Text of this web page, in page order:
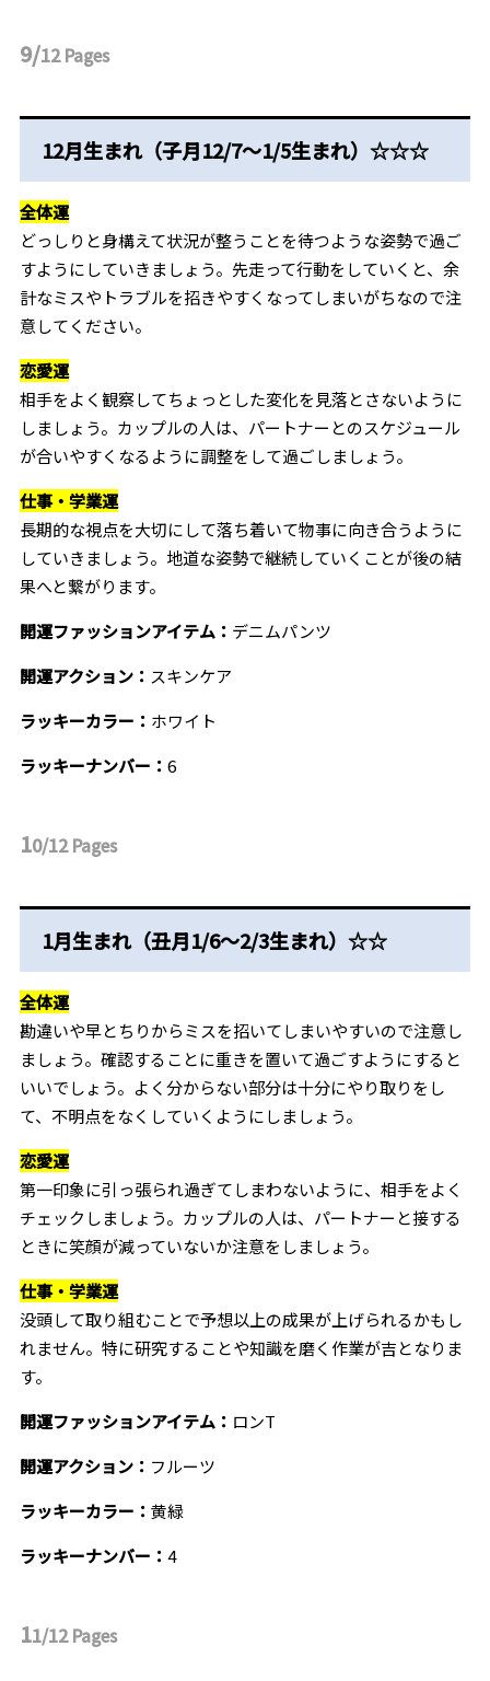
9/12Pages
12月生まれ（子月12/7～1/5生まれ）☆☆☆
全体運
どっしりと身構えて状況が整うことを待つような姿勢で過ご
すようにしていきましょう。先走って行動をしていくと、余
計なミスやトラブルを招きやすくなってしまいがちなので注
意してください。
恋愛運
相手をよく観察してちょっとした変化を見落とさないように
しましょう。カップルの人は、パートナーとのスケジュール
が合いやすくなるように調整をして過ごしましょう。
仕事・学業運
長期的な視点を大切にして落ち着いて物事に向き合うように
していきましょう。地道な姿勢で継続していくことが後の結
果へと繋がります。
開運ファッションアイテム： デニムパンツ
開運アクション： スキンケア
ラッキーカラー： ホワイト
ラッキーナンバー： 6
10/12Pages
1月生まれ（丑月1/6～2/3生まれ）☆☆
全体運
勘違いや早とちりからミスを招いてしまいやすいので注意し
ましょう。確認することに重きを置いて過ごすようにすると
いいでしょう。よく分からない部分は十分にやり取りをし
て、不明点をなくしていくようにしましょう。
恋愛運
第一印象に引っ張られ過ぎてしまわないように、相手をよく
チェックしましょう。カップルの人は、パートナーと接する
ときに笑顔が減っていないか注意をしましょう。
仕事・学業運
没頭して取り組むことで予想以上の成果が上げられるかもし
れません。特に研究することや知識を磨く作業が吉となりま
す。
開運ファッションアイテム： ロンT
開運アクション： フルーツ
ラッキーカラー： 黄緑
ラッキーナンバー： 4
11/12Pages